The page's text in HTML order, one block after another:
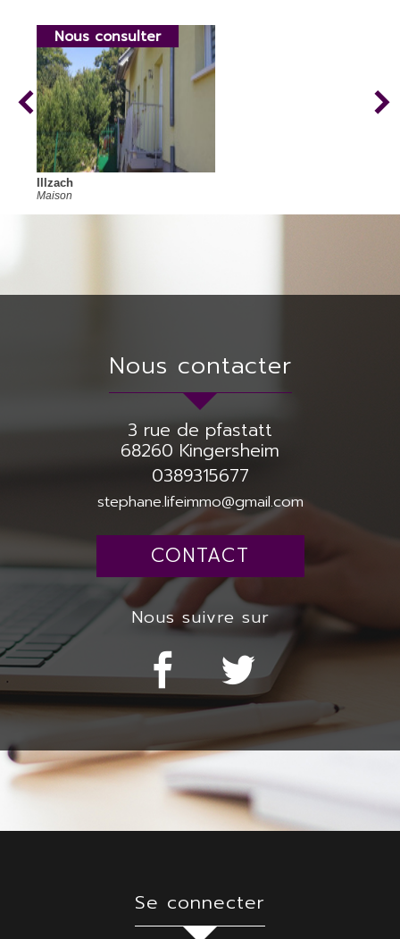
Nous consulter
nous contacter
3 rue de pfastatt
68260 Kingersheim
0389315677
stephane.lifeimmo@gmail.com
CONTACT
nous suivre sur
se connecter